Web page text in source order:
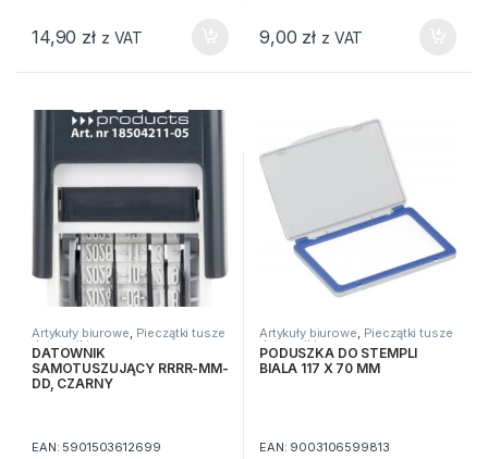
14,90 zł z VAT 9,00 zł z VAT
Artykuły biurowe, Pieczątki tusze
datowniki
DATOWNIK
SAMOTUSZUJĄCY RRRR-MM-
DD, CZARNY
EAN: 5901503612699
Artykuły biurowe, Pieczątki tusze
datowniki
PODUSZKA DO STEMPLI
BIALA 117 X 70 MM
EAN: 9003106599813